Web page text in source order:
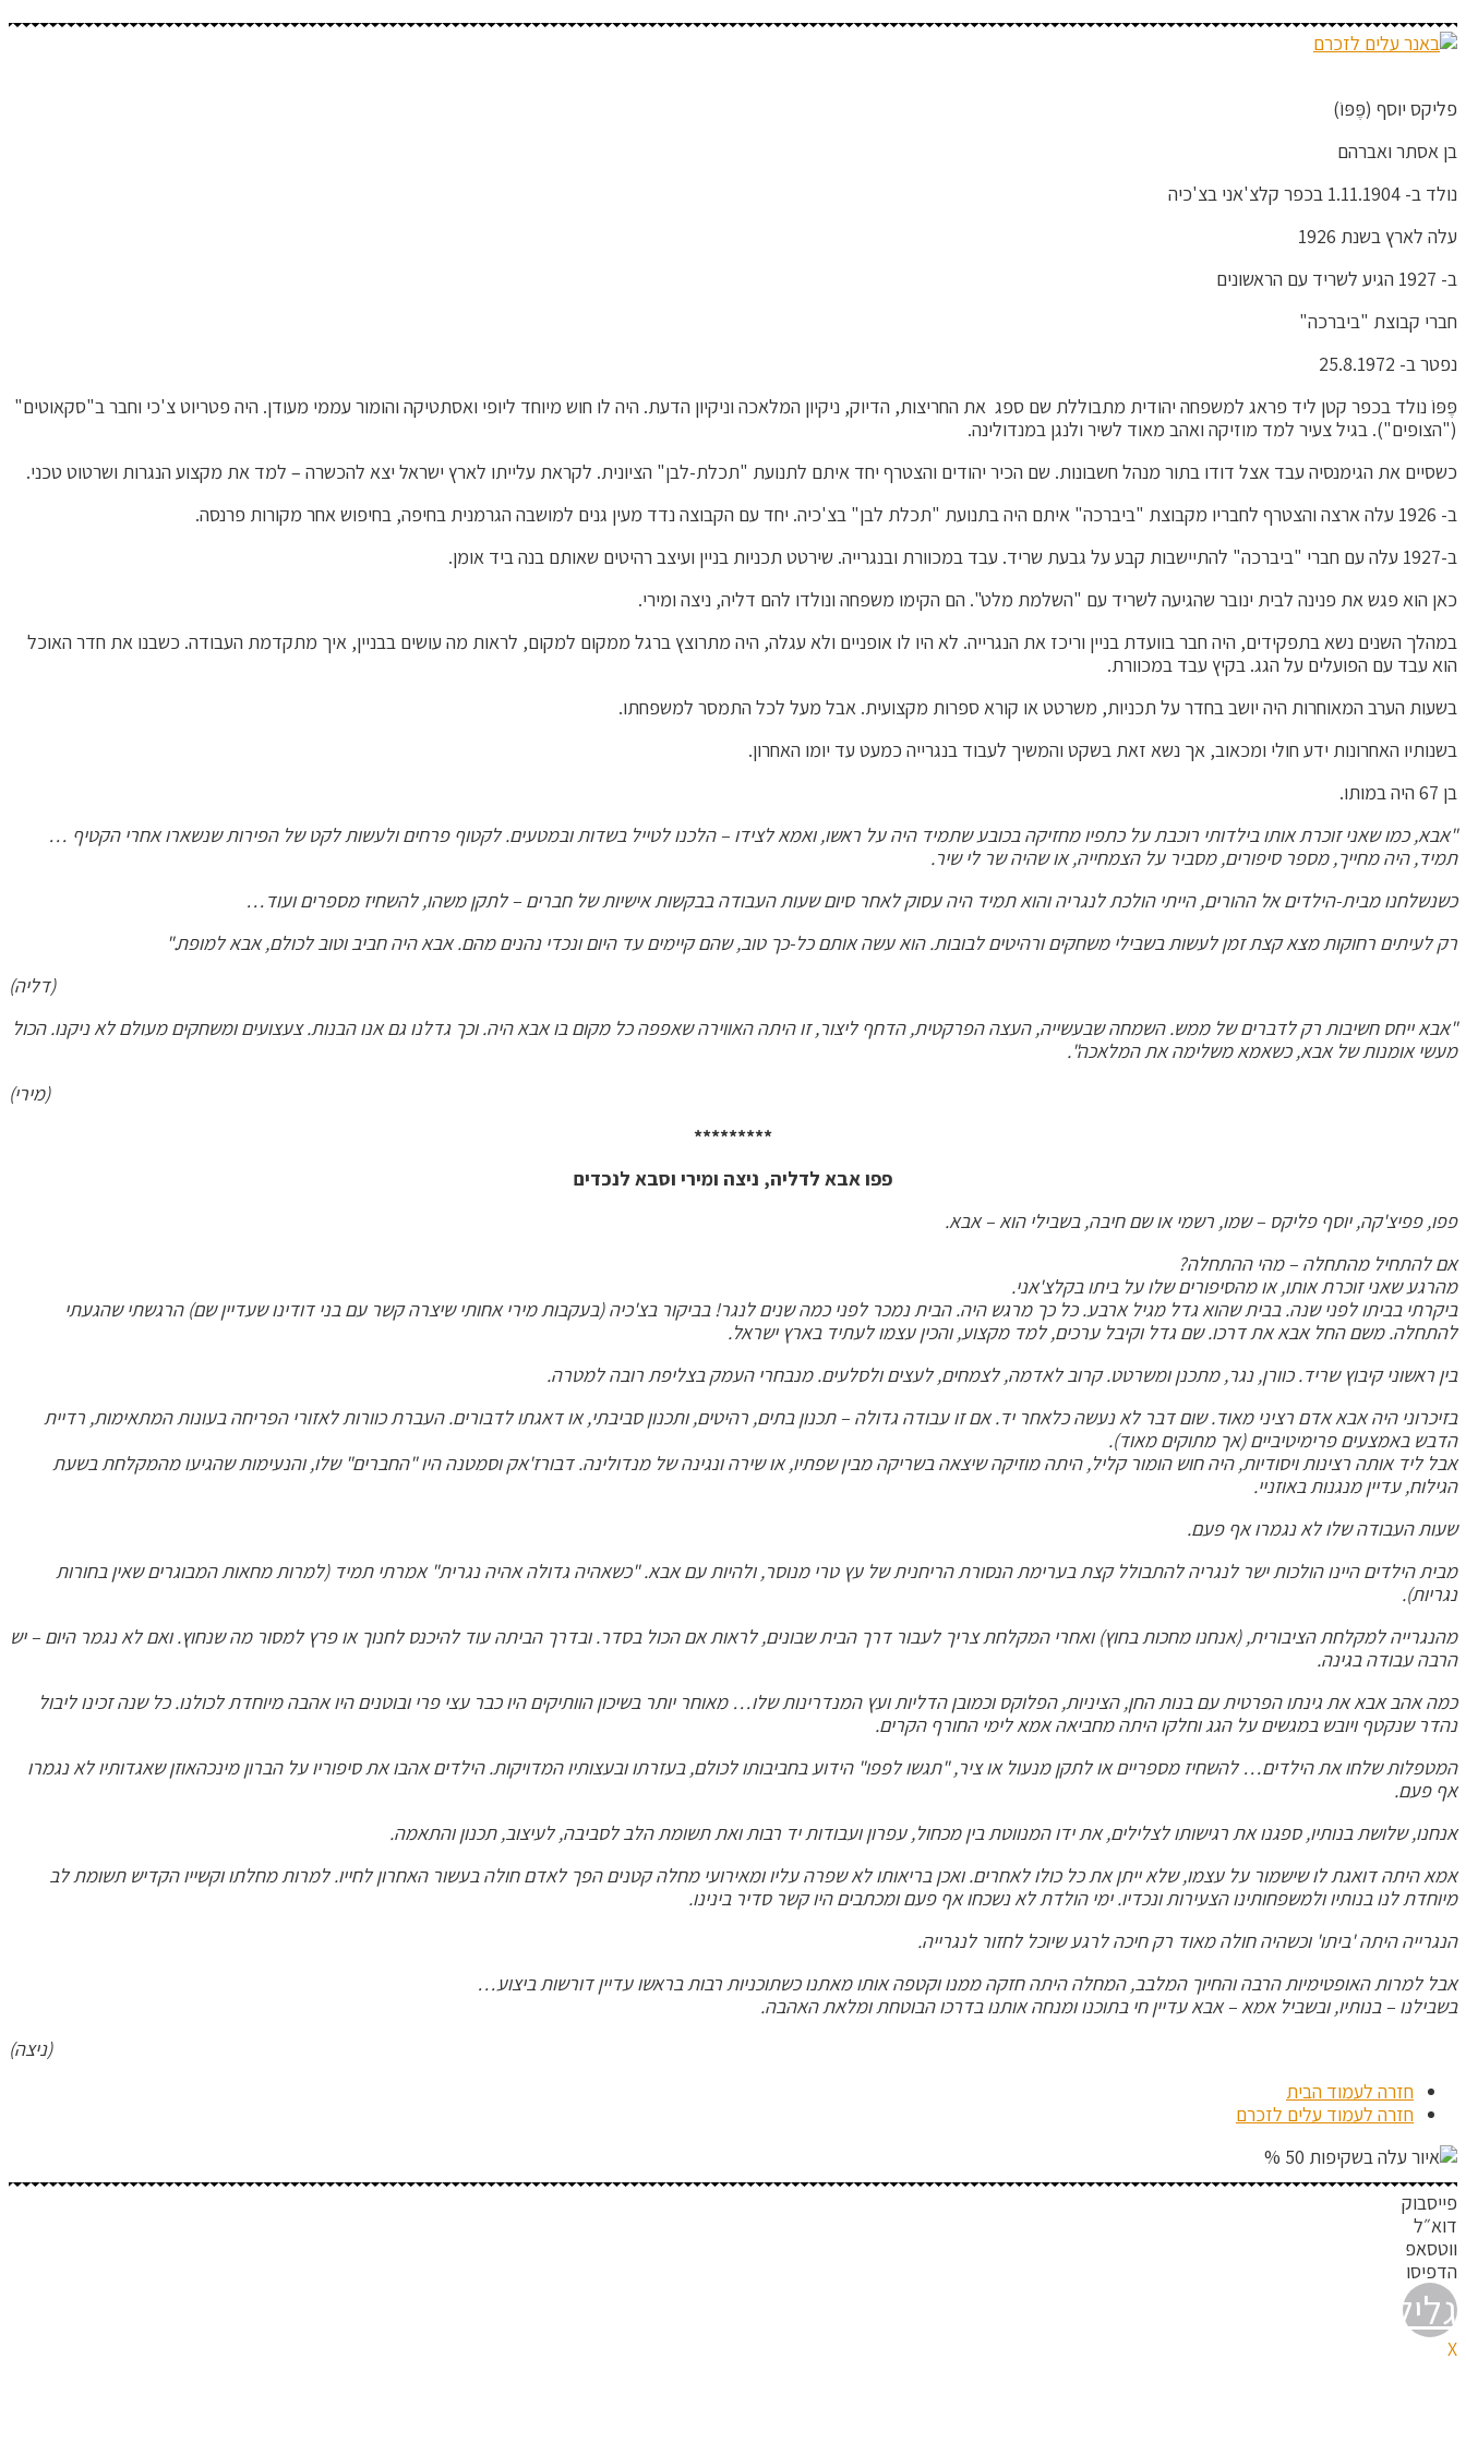
פליקס יוסף (פֶּפּוֹ)
בן אסתר ואברהם
נולד ב- 1.11.1904 בכפר קלצ'אני בצ'כיה
עלה לארץ בשנת 1926
ב- 1927 הגיע לשריד עם הראשונים
חברי קבוצת "ביברכה"
נפטר ב- 25.8.1972
פֶּפּוֹ נולד בכפר קטן ליד פראג למשפחה יהודית מתבוללת שם ספג את החריצות, הדיוק, ניקיון המלאכה וניקיון הדעת. היה לו חוש מיוחד ליופי ואסתטיקה והומור עממי מעודן. היה פטריוט צ'כי וחבר ב"סקאוטים"
("הצופים"). בגיל צעיר למד מוזיקה ואהב מאוד לשיר ולנגן במנדולינה.
כשסיים את הגימנסיה עבד אצל דודו בתור מנהל חשבונות. שם הכיר יהודים והצטרף יחד איתם לתנועת "תכלת-לבן" הציונית. לקראת עלייתו לארץ ישראל יצא להכשרה – למד את מקצוע הנגרות ושרטוט טכני.
ב- 1926 עלה ארצה והצטרף לחבריו מקבוצת "ביברכה" איתם היה בתנועת "תכלת לבן" בצ'כיה. יחד עם הקבוצה נדד מעין גנים למושבה הגרמנית בחיפה, בחיפוש אחר מקורות פרנסה.
ב-1927 עלה עם חברי "ביברכה" להתיישבות קבע על גבעת שריד. עבד במכוורת ובנגרייה. שירטט תכניות בניין ועיצב רהיטים שאותם בנה ביד אומן.
כאן הוא פגש את פנינה לבית ינובר שהגיעה לשריד עם "השלמת מלט". הם הקימו משפחה ונולדו להם דליה, ניצה ומירי.
במהלך השנים נשא בתפקידים, היה חבר בוועדת בניין וריכז את הנגרייה. לא היו לו אופניים ולא עגלה, היה מתרוצץ ברגל ממקום למקום, לראות מה עושים בבניין, איך מתקדמת העבודה. כשבנו את חדר האוכל
הוא עבד עם הפועלים על הגג. בקיץ עבד במכוורת.
בשעות הערב המאוחרות היה יושב בחדר על תכניות, משרטט או קורא ספרות מקצועית. אבל מעל לכל התמסר למשפחתו.
בשנותיו האחרונות ידע חולי ומכאוב, אך נשא זאת בשקט והמשיך לעבוד בנגרייה כמעט עד יומו האחרון.
בן 67 היה במותו.
"אבא, כמו שאני זוכרת אותו בילדותי רוכבת על כתפיו מחזיקה בכובע שתמיד היה על ראשו, ואמא לצידו – הלכנו לטייל בשדות ובמטעים. לקטוף פרחים ולעשות לקט של הפירות שנשארו אחרי הקטיף …
תמיד, היה מחייך, מספר סיפורים, מסביר על הצמחייה, או שהיה שר לי שיר.
כשנשלחנו מבית-הילדים אל ההורים, הייתי הולכת לנגריה והוא תמיד היה עסוק לאחר סיום שעות העבודה בבקשות אישיות של חברים – לתקן משהו, להשחיז מספרים ועוד…
רק לעיתים רחוקות מצא קצת זמן לעשות בשבילי משחקים ורהיטים לבובות. הוא עשה אותם כל-כך טוב, שהם קיימים עד היום ונכדי נהנים מהם. אבא היה חביב וטוב לכולם, אבא למופת."
(דליה)
"אבא ייחס חשיבות רק לדברים של ממש. השמחה שבעשייה, העצה הפרקטית,הדחף ליצור, זו היתה האווירה שאפפה כל מקום בו אבא היה. וכך גדלנו גם אנו הבנות.צעצועים ומשחקים מעולם לא ניקנו. הכול
מעשי אומנות של אבא, כשאמא משלימה את המלאכה".
(מירי)
*********
פפו אבא לדליה, ניצה ומירי וסבא לנכדים
פפו, פפיצ'קה, יוסף פליקס – שמו, רשמי או שם חיבה, בשבילי הוא – אבא.
אם להתחיל מהתחלה – מהי ההתחלה?
מהרגע שאני זוכרת אותו, או מהסיפורים שלו על ביתו בקלצ'אני.
ביקרתי בביתו לפני שנה. בבית שהוא גדל מגיל ארבע. כל כך מרגש היה. הבית נמכר לפני כמה שנים לנגר! בביקור בצ'כיה (בעקבות מירי אחותי שיצרה קשר עם בני דודינו שעדיין שם) הרגשתי שהגעתי
להתחלה. משם החל אבא את דרכו. שם גדל וקיבל ערכים, למד מקצוע, והכין עצמו לעתיד בארץ ישראל.
בין ראשוני קיבוץ שריד. כוורן, נגר, מתכנן ומשרטט. קרוב לאדמה, לצמחים, לעצים ולסלעים. מנבחרי העמק בצליפת רובה למטרה.
בזיכרוני היה אבא אדם רציני מאוד. שום דבר לא נעשה כלאחר יד. אם זו עבודה גדולה – תכנון בתים, רהיטים, ותכנון סביבתי, או דאגתו לדבורים. העברת כוורות לאזורי הפריחה בעונות המתאימות, רדיית
הדבש באמצעים פרימיטיביים (אך מתוקים מאוד).
אבל ליד אותה רצינות ויסודיות, היה חוש הומור קליל, היתה מוזיקה שיצאה בשריקה מבין שפתיו, או שירה ונגינה של מנדולינה. דבורז'אק וסמטנה היו "החברים" שלו, והנעימות שהגיעו מהמקלחת בשעת
הגילוח, עדיין מנגנות באוזניי.
שעות העבודה שלו לא נגמרו אף פעם.
מבית הילדים היינו הולכות ישר לנגריה להתבולל קצת בערימת הנסורת הריחנית של עץ טרי מנוסר, ולהיות עם אבא. "כשאהיה גדולה אהיה נגרית" אמרתי תמיד (למרות מחאות המבוגרים שאין בחורות
נגריות).
מהנגרייה למקלחת הציבורית, (אנחנו מחכות בחוץ) ואחרי המקלחת צריך לעבור דרך הבית שבונים, לראות אם הכול בסדר. ובדרך הביתה עוד להיכנס לחנוך או פרץ למסור מה שנחוץ. ואם לא נגמר היום – יש
הרבה עבודה בגינה.
כמה אהב אבא את גינתו הפרטית עם בנות החן, הציניות, הפלוקס וכמובן הדליות ועץ המנדרינות שלו… מאוחר יותר בשיכון הוותיקים היו כבר עצי פרי ובוטנים היו אהבה מיוחדת לכולנו. כל שנה זכינו ליבול
נהדר שנקטף ויובש במגשים על הגג וחלקו היתה מחביאה אמא לימי החורף הקרים.
המטפלות שלחו את הילדים… להשחיז מספריים או לתקן מנעול או ציר, "תגשו לפפו" הידוע בחביבותו לכולם, בעזרתו ובעצותיו המדויקות. הילדים אהבו את סיפוריו על הברון מינכהאוזן שאגדותיו לא נגמרו
אף פעם.
אנחנו, שלושת בנותיו, ספגנו את רגישותו לצלילים, את ידו המנווטת בין מכחול, עפרון ועבודות יד רבות ואת תשומת הלב לסביבה, לעיצוב, תכנון והתאמה.
אמא היתה דואגת לו שישמור על עצמו, שלא ייתן את כל כולו לאחרים. ואכן בריאותו לא שפרה עליו ומאירועי מחלה קטנים הפך לאדם חולה בעשור האחרון לחייו. למרות מחלתו וקשייו הקדיש תשומת לב
מיוחדת לנו בנותיו ולמשפחותינו הצעירות ונכדיו. ימי הולדת לא נשכחו אף פעם ומכתבים היו קשר סדיר בינינו.
הנגרייה היתה 'ביתו' וכשהיה חולה מאוד רק חיכה לרגע שיוכל לחזור לנגרייה.
אבל למרות האופטימיות הרבה והחיוך המלבב, המחלה היתה חזקה ממנו וקטפה אותו מאתנו כשתוכניות רבות בראשו עדיין דורשות ביצוע…
בשבילנו – בנותיו, ובשביל אמא – אבא עדיין חי בתוכנו ומנחה אותנו בדרכו הבוטחת ומלאת האהבה.
(ניצה)
חזרה לעמוד הבית
חזרה לעמוד עלים לזכרם
פייסבוק
דוא״ל
ווטסאפ
הדפיסו
גלילה
לראש
X